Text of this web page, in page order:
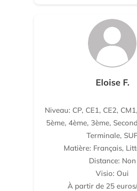
Eloise F.
Niveau: CP, CE1, CE2,
5ème, 4ème, 3ème,
Terminale,
Matière: Français,
Distance: Non
Visio: Oui
À partir de 25